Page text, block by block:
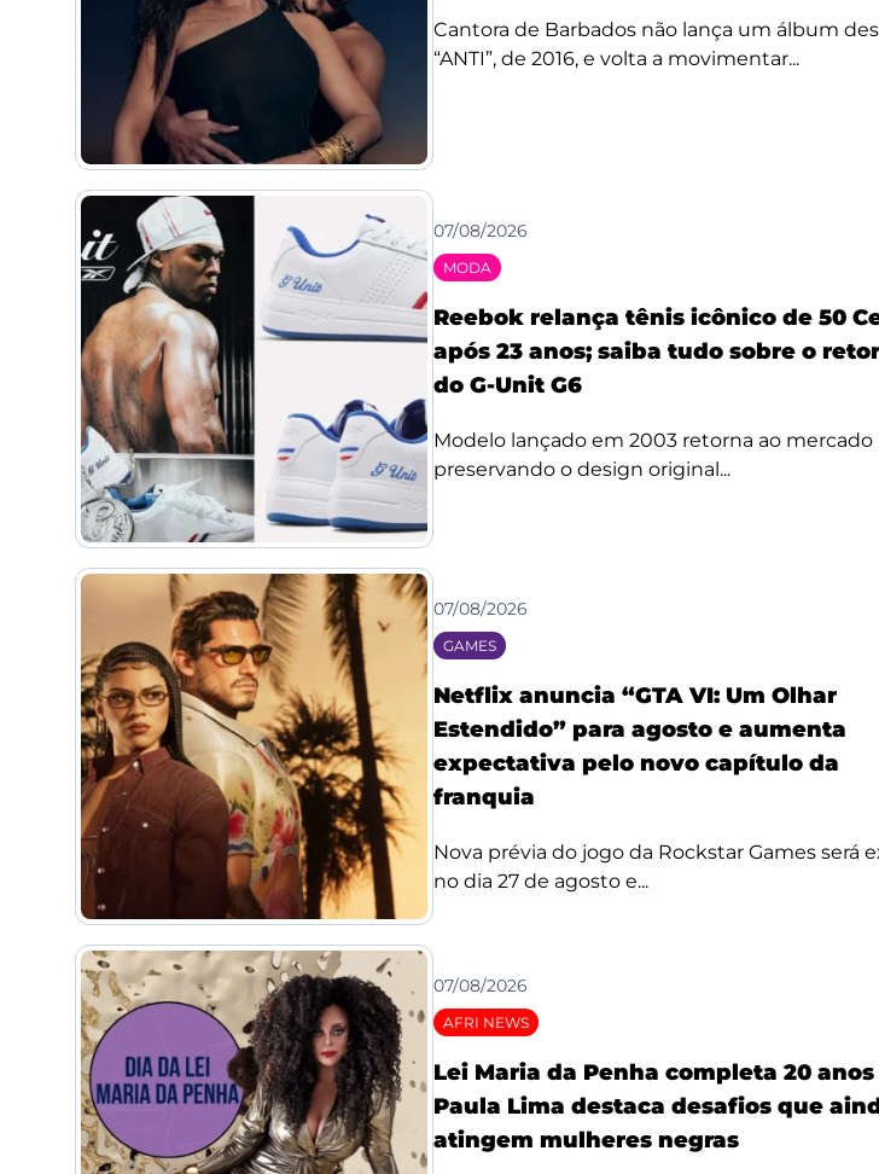
Cantora de Barbados não lança um álbum
“ANTI”, de 2016, e volta a movimentar...
07/08/2026
MODA
Reebok relança tênis icônico de 50
após 23 anos; saiba tudo sobre o
do G-Unit G6
Modelo lançado em 2003 retorna ao mercado
preservando o design original...
07/08/2026
GAMES
Netflix anuncia “GTA VI: Um Olhar
Estendido” para agosto e aumenta
expectativa pelo novo capítulo da
franquia
Nova prévia do jogo da Rockstar Games será
no dia 27 de agosto e...
07/08/2026
AFRI NEWS
Lei Maria da Penha completa 20 anos
Paula Lima destaca desafios que
atingem mulheres negras